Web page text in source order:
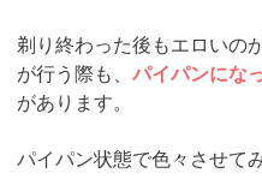
剃り終わった後もエロいの
が行う際も、 パイパンにな
があります。
パイパン状態で色々させて